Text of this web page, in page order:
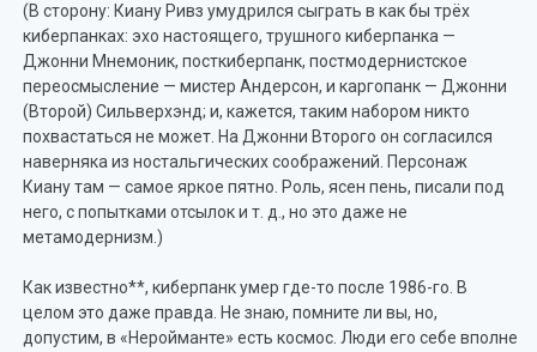
(В сторону: Киану Ривз умудрился сыграть в как бы трёх
киберпанках: эхо настоящего, трушного киберпанка —
Джонни Мнемоник, посткиберпанк, постмодернистское
переосмысление — мистер Андерсон, и каргопанк — Джонни
(Второй) Сильверхэнд; и, кажется, таким набором никто
похвастаться не может. На Джонни Второго он согласился
наверняка из ностальгических соображений. Персонаж
Киану там — самое яркое пятно. Роль, ясен пень, писали под
него, с попытками отсылок и т. д., но это даже не
метамодернизм.)
Как известно**, киберпанк умер где-то после 1986-го. В
целом это даже правда. Не знаю, помните ли вы, но,
допустим, в «Неройманте» есть космос. Люди его себе вполне